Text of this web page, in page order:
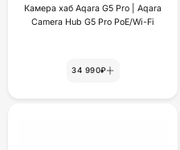
Камера хаб Aqara G5 Pro | Aqara
Camera Hub G5 Pro PoE/Wi-Fi
34 990₽